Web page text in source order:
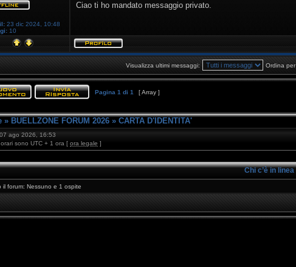
23 dic 2024, 10:48
10
Ciao ti ho mandato messaggio privato.
Visualizza ultimi messaggi: Ordina per
Pagina 1 di 1 [ Array ]
» BUELLZONE FORUM 2026 » CARTA D'IDENTITA'
ago 2026, 16:53
sono UTC + 1 ora [ ora legale ]
Chi c’è in linea
il forum: Nessuno e 1 ospite